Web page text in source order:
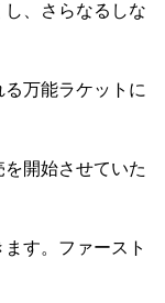
、さらなるしな
万能ラケットに
開始させていた
す。ファースト